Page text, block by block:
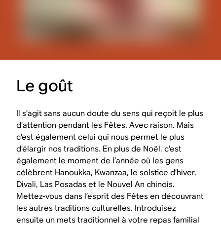
Le goût
Il s’agit sans aucun doute du sens qui reçoit le plus
d’attention pendant les Fêtes. Avec raison. Mais
c’est également celui qui nous permet le plus
d’élargir nos traditions. En plus de Noël, c’est
également le moment de l’année où les gens
célèbrent Hanoukka, Kwanzaa, le solstice d’hiver,
Divali, Las Posadas et le Nouvel An chinois.
Mettez-vous dans l’esprit des Fêtes en découvrant
les autres traditions culturelles. Introduisez
ensuite un mets traditionnel à votre repas familial